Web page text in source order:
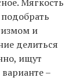
и
делиться
ищут
–